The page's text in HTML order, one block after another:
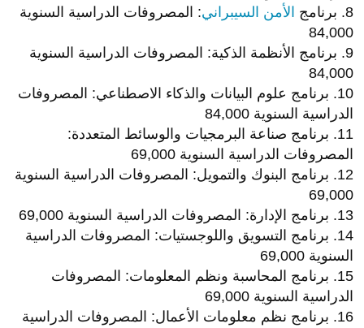
8. برنامج
الأمن السيبراني: المصروفات الدراسية السنوية
84,000
9. برنامج الأنظمة الذكية: المصروفات الدراسية السنوية
84,000
10. برنامج علوم البيانات والذكاء الاصطناعي: المصروفات
الدراسية السنوية 84,000
11. برنامج صناعة البرمجيات والوسائط المتعددة:
المصروفات الدراسية السنوية 69,000
12. برنامج البنوك والتمويل: المصروفات الدراسية السنوية
69,000
13. برنامج الإدارة: المصروفات الدراسية السنوية 69,000
14. برنامج التسويق واللوجستيات: المصروفات الدراسية
السنوية 69,000
15. برنامج المحاسبة ونظم المعلومات: المصروفات
الدراسية السنوية 69,000
16. برنامج نظم معلومات الأعمال: المصروفات الدراسية